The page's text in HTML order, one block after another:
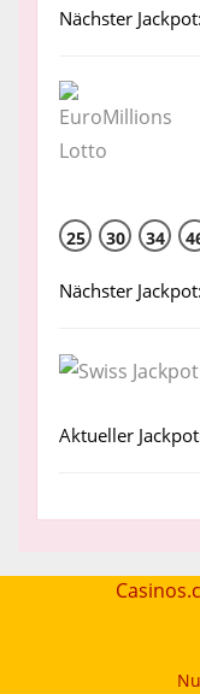
Nächster
25 30 34
Nächster
Aktueller